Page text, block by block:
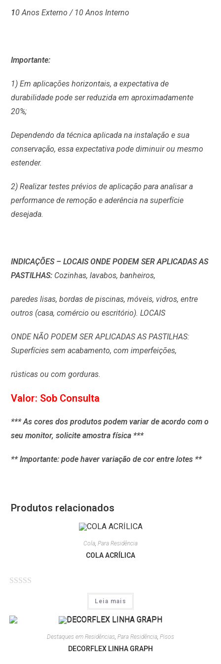
10 Anos Externo / 10 Anos Interno
Importante:
1) Em aplicações horizontais, a expectativa de
durabilidade pode ser reduzida em aproximadamente
20%;
Dependendo da técnica aplicada na instalação e sua
conservação, essa expectativa pode diminuir ou mesmo
estender.
2) Realizar testes prévios de aplicação para analisar a
performance de remoção e aderência na superfície
desejada.
INDICAÇÕES – LOCAIS ONDE PODEM SER APLICADAS AS
PASTILHAS: Cozinhas, lavabos, banheiros,
paredes lisas, bordas de piscinas, móveis, vidros, entre
outros (casa, comércio ou escritório). LOCAIS
ONDE NÃO PODEM SER APLICADAS AS PASTILHAS:
Superfícies sem acabamento, com imperfeições,
rústicas ou com gorduras.
Valor: Sob Consulta
*** As cores dos produtos podem variar de acordo com o
seu monitor, solicite amostra física ***
** Importante: pode haver variação de cor entre lotes **
Produtos relacionados
Cola Para Residência
COLA ACRÍLICA
a
Leia mais
Destaques em Residências, Para Residência, Pisos
DECORFLEX LINHA GRAPH